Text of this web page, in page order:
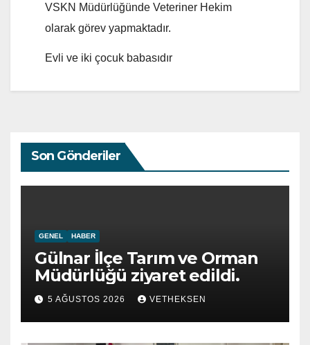
VSKN Müdürlüğünde Veteriner Hekim
olarak görev yapmaktadır.
Evli ve iki çocuk babasıdır
Son Gönderiler
GENEL HABER
Gülnar İlçe Tarım ve Orman
Müdürlüğü ziyaret edildi.
5 AĞUSTOS 2026 VETHEKSEN